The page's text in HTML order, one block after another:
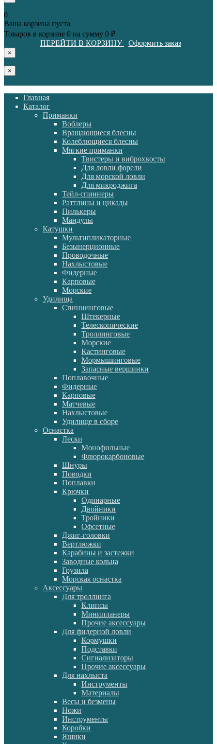
0
Ваша корзина пуста
Товаров в корзине 0 на сумму 0 ₽
ПЕРЕЙТИ В КОРЗИНУ
Оформить заказ
×
×
Главная
Каталог
Приманки
Воблеры
Вращающиеся блесны
Колеблющиеся блесны
Мягкие приманки
Твистеры и виброхвосты
Для ловли форели
Для морской ловли
Для микроджига
Тейл-спиннеры
Раттлины и цикады
Пилькеры
Мандулы
Катушки
Мультипликаторные
Безынерционные
Проводочные
Нахлыстовые
Фидерные
Карповые
Морские
Удилища
Спиннинговые
Штекерные
Телескопические
Троллинговые
Морские
Кастинговые
Мормышинговые
Запасные вершинки
Поплавочные
Фидерные
Карповые
Матчевые
Нахлыстовые
Удилище в сборе
Оснастка
Лески
Монофильные
Флюрокарбоновые
Шнуры
Поводки
Поплавки
Крючки
Одинарные
Двойники
Тройники
Офсетные
Джиг-головки
Вертлюжки
Карабины и застежки
Заводные кольца
Грузила
Морская оснастка
Аксессуары
Для троллинга
Клипсы
Минипланеры
Прочие аксессуары
Для фидерной ловли
Кормушки
Подставки
Сигнализаторы
Прочие аксессуары
Для нахлыста
Инструменты
Материалы
Весы и безмены
Ножи
Инструменты
Коробки
Ящики